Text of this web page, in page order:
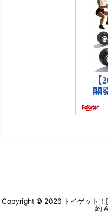
Copyright © 2026 トイゲット
約